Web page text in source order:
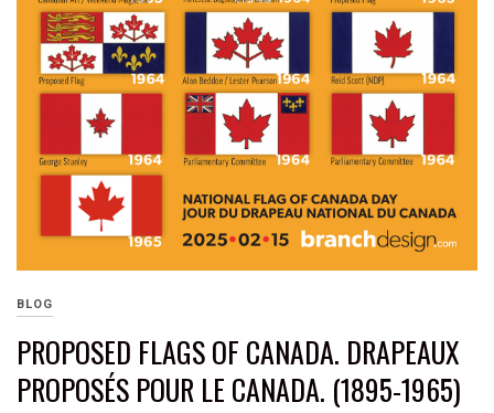
BLOG
PROPOSED FLAGS OF CANADA. DRAPEAUX
PROPOSÉS POUR LE CANADA. (1895-1965)